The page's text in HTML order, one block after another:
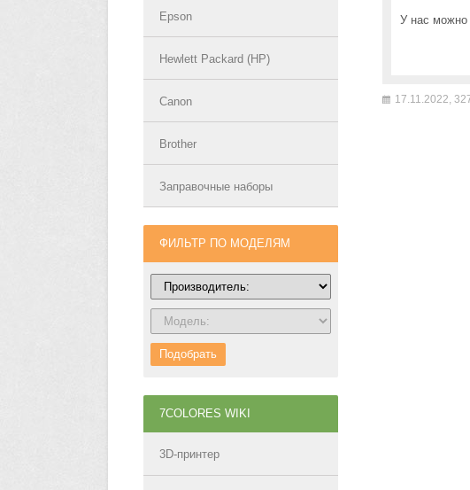
Epson
Hewlett Packard (HP)
Canon
Brother
Заправочные наборы
ФИЛЬТР ПО МОДЕЛЯМ
Подобрать
7COLORES WIKI
3D-принтер
У нас можно
17.11.2022,